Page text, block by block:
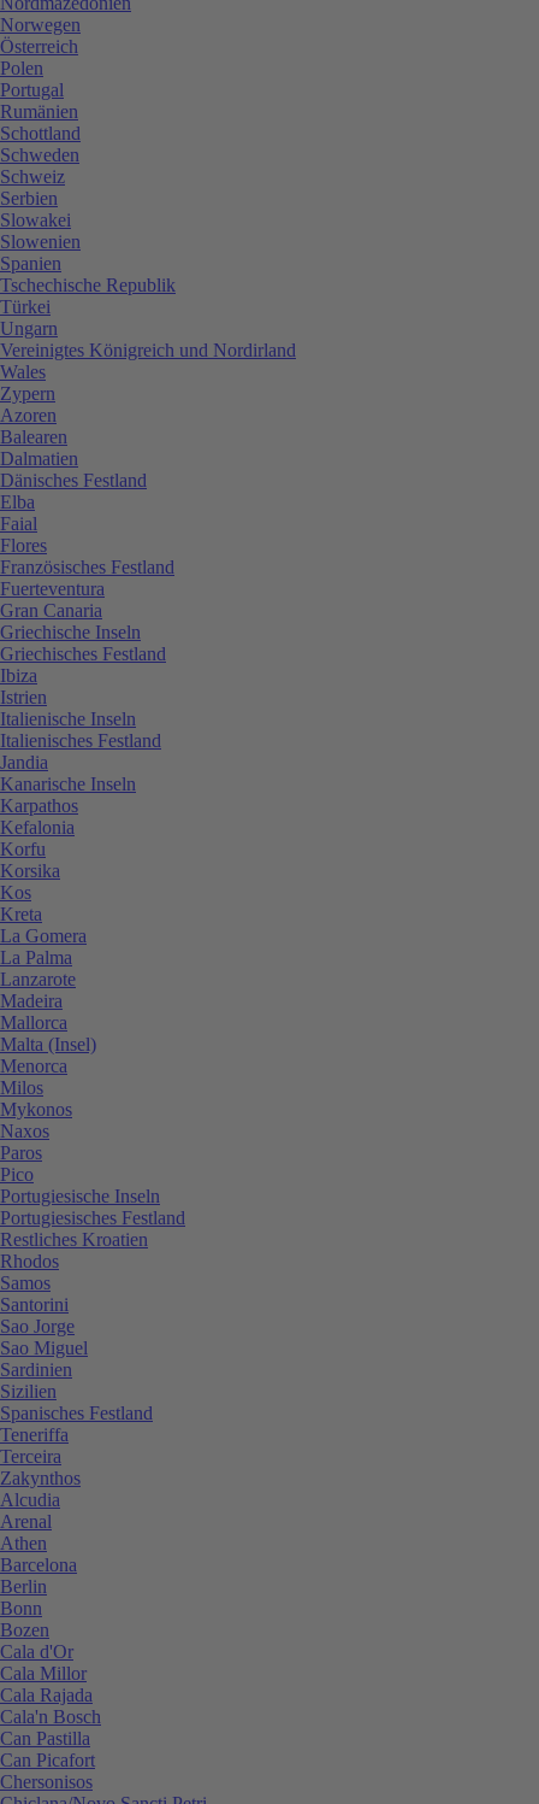
Norwegen
Österreich
Polen
Portugal
Rumänien
Schottland
Schweden
Schweiz
Serbien
Slowakei
Slowenien
Spanien
Tschechische Republik
Türkei
Ungarn
Vereinigtes Königreich und Nordirland
Wales
Zypern
Azoren
Balearen
Dalmatien
Dänisches Festland
Elba
Faial
Flores
Französisches Festland
Fuerteventura
Gran Canaria
Griechische Inseln
Griechisches Festland
Ibiza
Istrien
Italienische Inseln
Italienisches Festland
Jandia
Kanarische Inseln
Karpathos
Kefalonia
Korfu
Korsika
Kos
Kreta
La Gomera
La Palma
Lanzarote
Madeira
Mallorca
Malta (Insel)
Menorca
Milos
Mykonos
Naxos
Paros
Pico
Portugiesische Inseln
Portugiesisches Festland
Restliches Kroatien
Rhodos
Samos
Santorini
Sao Jorge
Sao Miguel
Sardinien
Sizilien
Spanisches Festland
Teneriffa
Terceira
Zakynthos
Alcudia
Arenal
Athen
Barcelona
Berlin
Bonn
Bozen
Cala d'Or
Cala Millor
Cala Rajada
Cala'n Bosch
Can Pastilla
Can Picafort
Chersonisos